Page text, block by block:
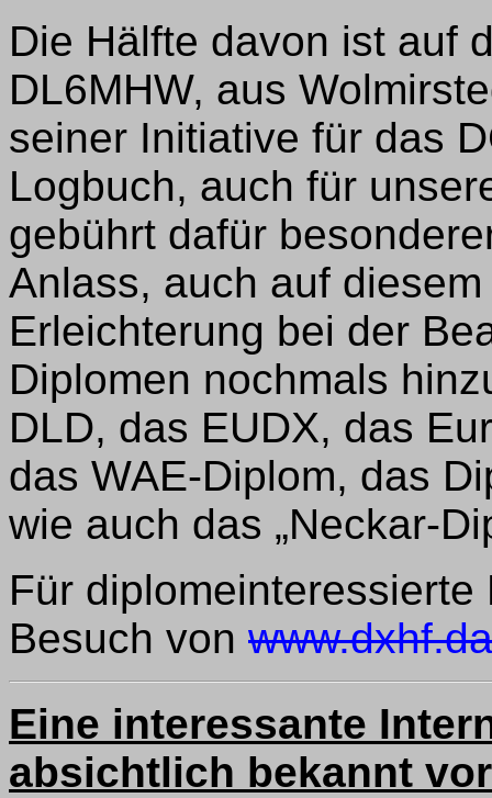
Die Hälfte davon ist auf
DL6MHW, aus
seiner Initiative für das
Logbuch, auch für
gebührt dafür
Anlass, auch auf
Erleichterung bei der
Diplomen nochmals
DLD, das EUDX, das
das WAE-Diplom, das
wie auch das „Neckar-
Für
Besuch von
Eine interessante
absichtlich bekannt